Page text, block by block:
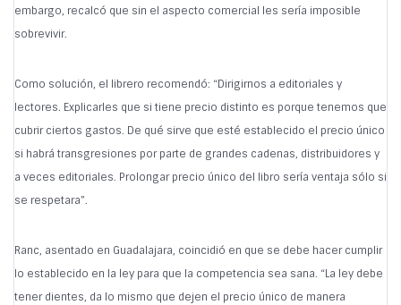
embargo, recalcó que sin el aspecto comercial les sería imposible
sobrevivir.
Como solución, el librero recomendó: “Dirigirnos a editoriales y
lectores. Explicarles que si tiene precio distinto es porque tenemos que
cubrir ciertos gastos. De qué sirve que esté establecido el precio único
si habrá transgresiones por parte de grandes cadenas, distribuidores y
a veces editoriales. Prolongar precio único del libro sería ventaja sólo si
se respetara”.
Ranc, asentado en Guadalajara, coincidió en que se debe hacer cumplir
lo establecido en la ley para que la competencia sea sana. “La ley debe
tener dientes, da lo mismo que dejen el precio único de manera